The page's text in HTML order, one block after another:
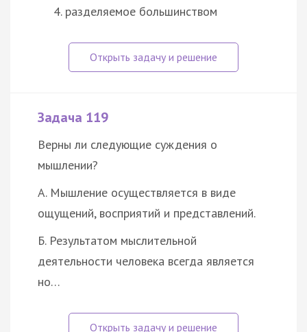
разделяемое большинством
Задача 119
Верны ли следующие суждения о
мышлении?
А. Мышление осуществляется в виде
ощущений, восприятий и представлений.
Б. Результатом мыслительной
деятельности человека всегда является
но…